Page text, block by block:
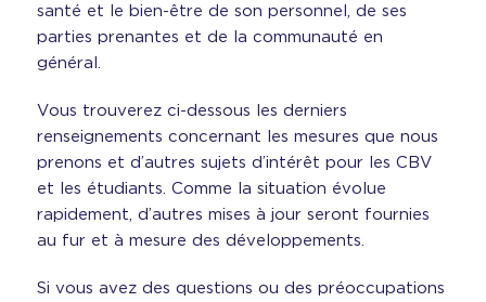
santé et le bien-être de son personnel, de ses
parties prenantes et de la communauté en
général.
Vous trouverez ci-dessous les derniers
renseignements concernant les mesures que nous
prenons et d’autres sujets d’intérêt pour les CBV
et les étudiants. Comme la situation évolue
rapidement, d’autres mises à jour seront fournies
au fur et à mesure des développements.
Si vous avez des questions ou des préoccupations